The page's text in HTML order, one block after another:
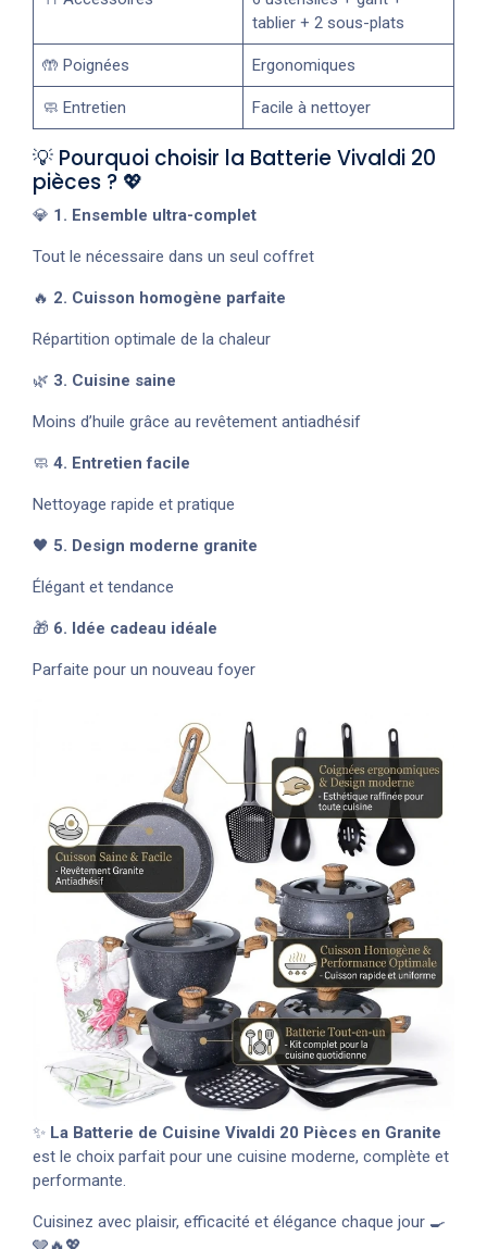
tablier + 2 sous-plats
🤲 Poignées Ergonomiques
🧼 Entretien Facile à nettoyer
💡 Pourquoi choisir la Batterie Vivaldi 20
pièces ? 💖
💎 1. Ensemble ultra-complet
Tout le nécessaire dans un seul coffret
🔥 2. Cuisson homogène parfaite
Répartition optimale de la chaleur
🌿 3. Cuisine saine
Moins d’huile grâce au revêtement antiadhésif
🧼 4. Entretien facile
Nettoyage rapide et pratique
🖤 5. Design moderne granite
Élégant et tendance
🎁 6. Idée cadeau idéale
Parfaite pour un nouveau foyer
✨ La Batterie de Cuisine Vivaldi 20 Pièces en Granite
est le choix parfait pour une cuisine moderne, complète et
performante.
Cuisinez avec plaisir, efficacité et élégance chaque jour 🍳